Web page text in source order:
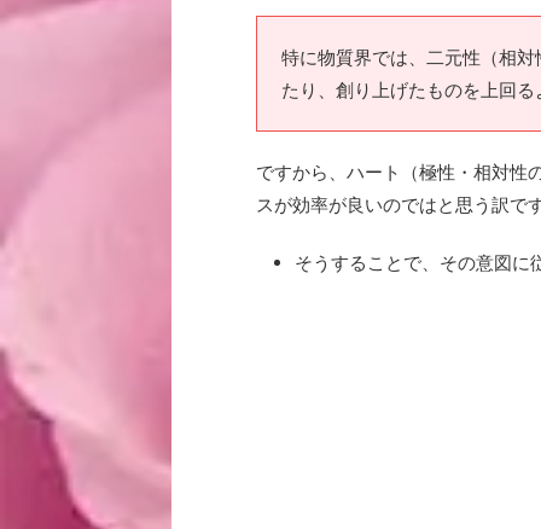
特に物質界では、二元性（相
たり、創り上げたものを上回
ですから、ハート（極性・相対性
スが効率が良いのではと思う訳で
そうすることで、その意図に